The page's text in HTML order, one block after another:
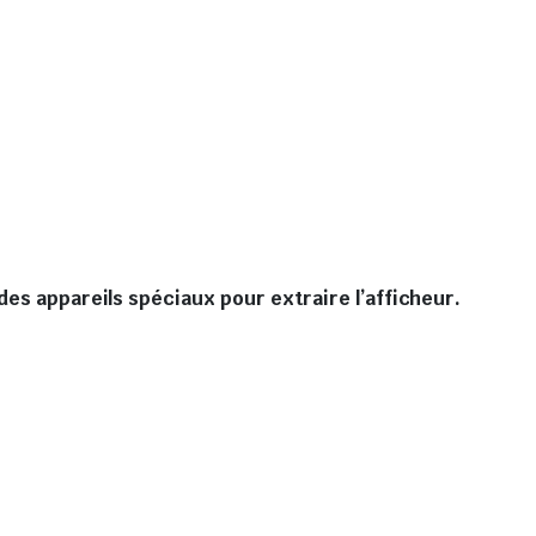
appareils spéciaux pour extraire l’afficheur.